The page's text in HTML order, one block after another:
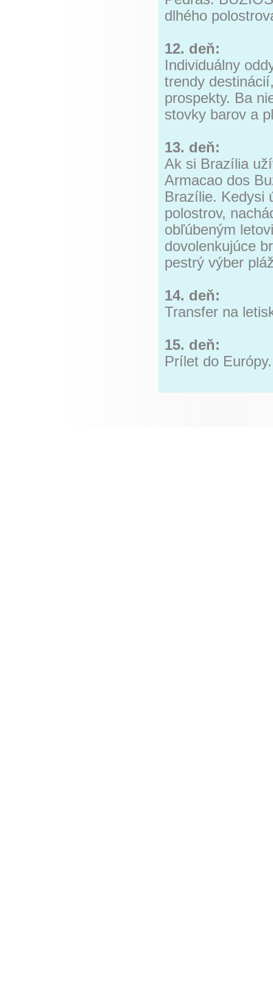
dlhého
12. deň:
Individuálny
trendy
prospekty. Ba
stovky barov a
13. deň:
Ak si Brazília
Armacao dos
Brazílie. Kedysi
polostrov,
obľúbeným
dovolenkujúce
pestrý výber
14. deň:
Transfer na
15. deň:
Prílet do Európy.